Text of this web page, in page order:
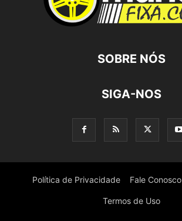
SOBRE NÓS
SIGA-NOS
Política de Privacidade Fale Conosco
Termos de Uso